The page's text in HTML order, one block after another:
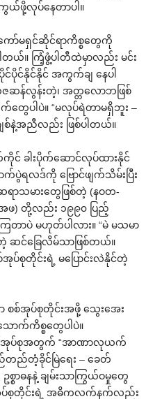
ဖို့လုပ်နေတာပါ။
ော်မရှင်ဆိုင်ရာကိစ္စတွေကို
တယ်။ ကြံ့ဖွံ့ပါတီထဲမှာလည်း မင်း
ပိုင်နိုင်နိုင် အကွက်ချ နေပါ
ဆန်လွန်းတဲ့၊ အတ္တလောဘဖြစ်
က်တွေပါပဲ။ “မလုပ်ရဲတာမရှိဘူး –
အညီလည်း ဖြစ်ပါတယ်။
ခါးပိုက်ဆောင်လုပ်ထားနိုင်
ပွဲရလဒ်ကို ဗြောင်ဖျက်သိမ်းပြီး
ာသမားတွေဖြစ်တဲ့ (နဝတ-
အဖ) တို့လည်း ၁၉၉၀ ပြည့်
တာပဲ မဟုတ်ပါလား။ “မဲ မသမာ
ဆင်ခြေလိမ်သာဖြစ်တယ်။
စုတိုင်းရဲ့ မပြောင်းလဲနိုင်တဲ့
စစ်အုပ်စုတိုင်းအဖို့ သွေးအေး
ာက်ကိစ္စတွေပါပဲ။
အုပ်စုအတွက် “အာဏာလုယက်
ည်တံ့ခိုင်မြဲရေး – ခေတ်
ဓနနဲ့ ချမ်းသာကြွယ်ဝမှုတွေ
ပ်စုတိုင်းရဲ့ အဓိကလက်နက်လည်း